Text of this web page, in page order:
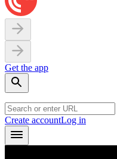
Get the app
Create accountLog in